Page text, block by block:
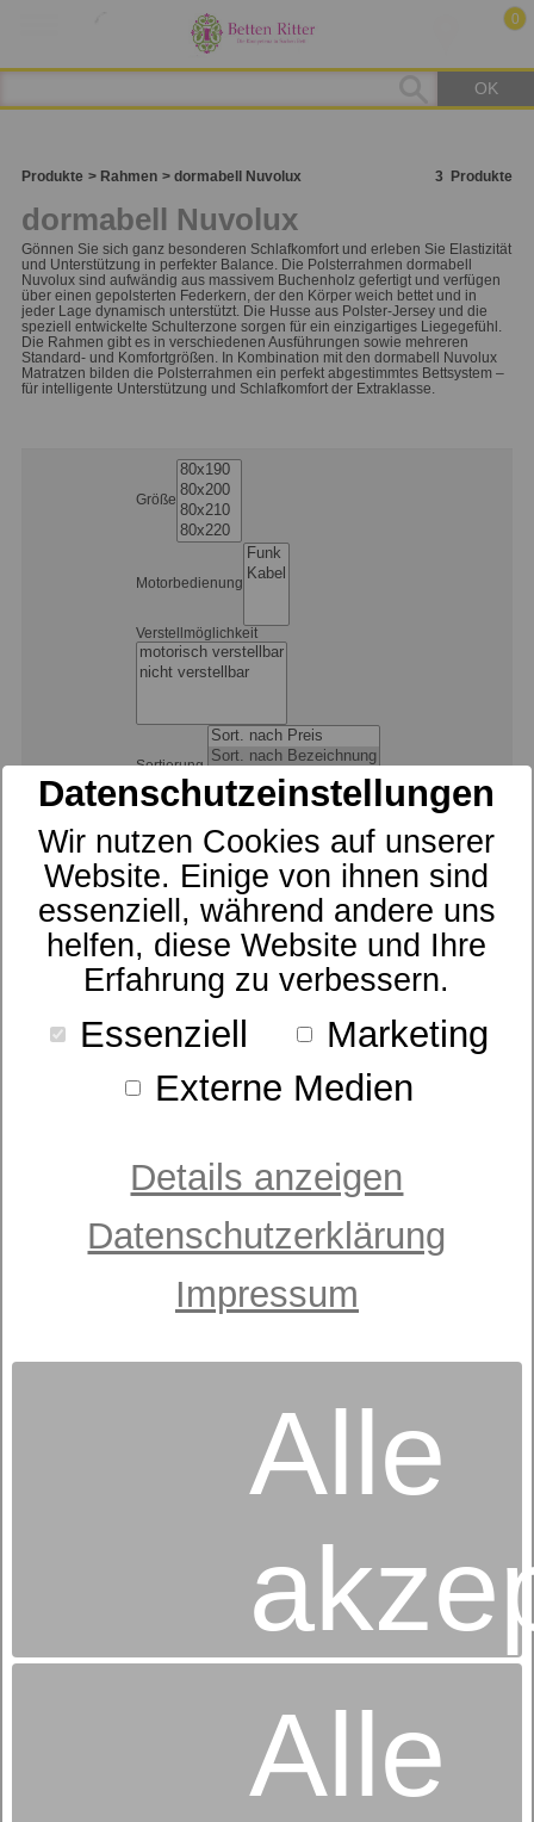
OK
0
Produkte Rahmen dormabell Nuvolux 3 Produkte
dormabell Nuvolux
Gönnen Sie sich ganz besonderen Schlafkomfort und erleben Sie Elastizität
und Unterstützung in perfekter Balance. Die Polsterrahmen dormabell
Nuvolux sind aufwändig aus massivem Buchenholz gefertigt und verfügen
über einen gepolsterten Federkern, der den Körper weich bettet und in
jeder Lage dynamisch unterstützt. Die Husse aus Polster-Jersey und die
speziell entwickelte Schulterzone sorgen für ein einzigartiges Liegegefühl.
Die Rahmen gibt es in verschiedenen Ausführungen sowie mehreren
Standard- und Komfortgrößen. In Kombination mit den dormabell Nuvolux
Matratzen bilden die Polsterrahmen ein perfekt abgestimmtes Bettsystem –
für intelligente Unterstützung und Schlafkomfort der Extraklasse.
Größe
Motorbedienung
Verstellmöglichkeit
Sortierung
Preis
dormabell Nuvolux M2
Motorrahmen
Datenschutzeinstellungen
Wir nutzen Cookies auf unserer
Website. Einige von ihnen sind
essenziell, während andere uns
helfen, diese Website und Ihre
Erfahrung zu verbessern.
Essenziell
Marketing
Externe Medien
Details anzeigen
Datenschutzerklärung
Impressum
Alle
Alle